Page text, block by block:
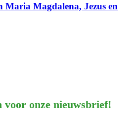
Maria Magdalena, Jezus en
onze nieuwsbrief!